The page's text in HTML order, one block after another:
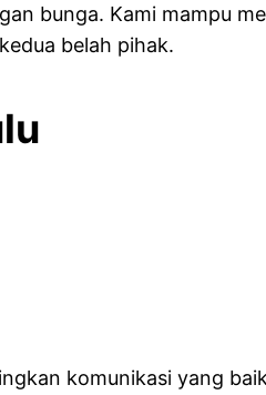
bunga. Kami mampu
belah pihak.
komunikasi yang